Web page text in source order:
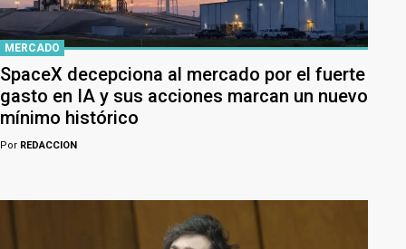
MERCADO
SpaceX decepciona al mercado por el fuerte
gasto en IA y sus acciones marcan un nuevo
mínimo histórico
Por REDACCION